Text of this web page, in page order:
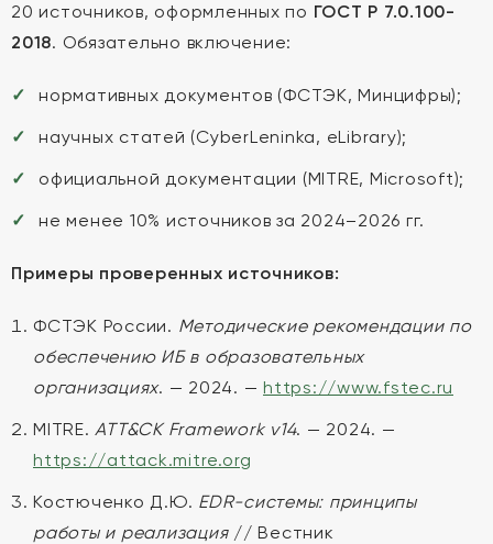
20 источников, оформленных по ГОСТ Р 7.0.100-
2018. Обязательно включение:
нормативных документов (ФСТЭК, Минцифры);
научных статей (CyberLeninka, eLibrary);
официальной документации (MITRE, Microsoft);
не менее 10% источников за 2024–2026 гг.
Примеры проверенных источников:
ФСТЭК России. Методические рекомендации по
обеспечению ИБ в образовательных
организациях. — 2024. — https://www.fstec.ru
MITRE.ATT&CK Framework v14. — 2024. —
https://attack.mitre.org
Костюченко Д.Ю. EDR-системы: принципы
работы и реализация// Вестник